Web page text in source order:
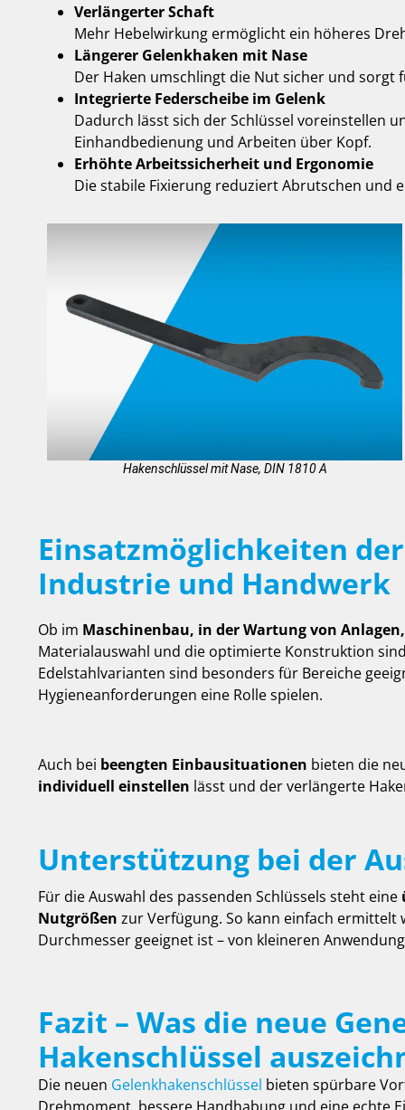
Verlängerter Schaft
Mehr Hebelwirkung ermöglicht ein höheres
Längerer Gelenkhaken mit Nase
Der Haken umschlingt die Nut sicher und
Integrierte Federscheibe im Gelenk
Dadurch lässt sich der Schlüssel voreinstellen
Einhandbedienung und Arbeiten über Kopf.
Erhöhte Arbeitssicherheit und Ergonomie
Die stabile Fixierung reduziert Abrutschen und
Hakenschlüssel mit Nase, DIN 1810 A
Einsatzmöglichkeiten
Industrie und Handwerk
Ob im Maschinenbau, in der Wartung von
Materialauswahl und die optimierte Konstruktion
Edelstahlvarianten sind besonders für Bereiche
Hygieneanforderungen eine Rolle spielen.
Auch bei beengten Einbausituationen bieten die
individuell einstellen lässt und der verlängerte
Unterstützung bei der
Für die Auswahl des passenden Schlüssels steht eine
Nutgrößen zur Verfügung. So kann einfach ermittelt
Durchmesser geeignet ist – von kleineren
Fazit – Was die neue
Hakenschlüssel
Die neuen Gelenkhakenschlüssel bieten spürbare